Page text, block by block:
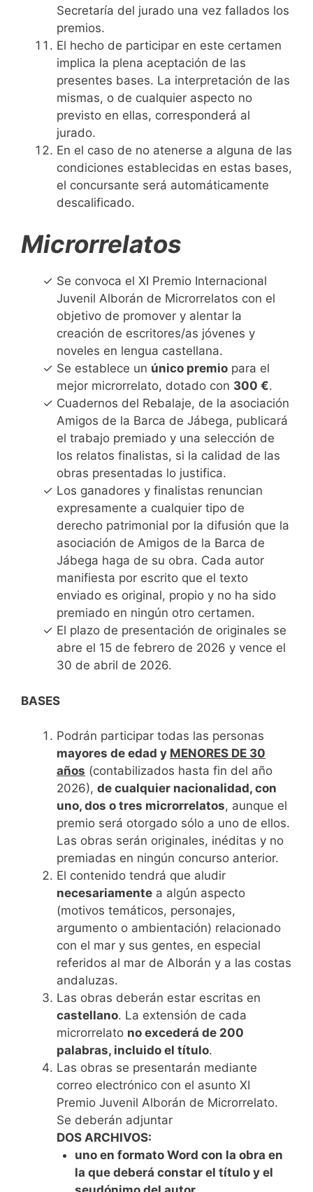
Secretaría del jurado una vez fallados los
premios.
El hecho de participar en este certamen
implica la plena aceptación de las
presentes bases. La interpretación de las
mismas, o de cualquier aspecto no
previsto en ellas, corresponderá al
jurado.
En el caso de no atenerse a alguna de las
condiciones establecidas en estas bases,
el concursante será automáticamente
descalificado.
Microrrelatos
Se convoca el XI Premio Internacional
Juvenil Alborán de Microrrelatos con el
objetivo de promover y alentar la
creación de escritores/as jóvenes y
noveles en lengua castellana.
Se establece un único premio para el
mejor microrrelato, dotado con 300 €.
Cuadernos del Rebalaje, de la asociación
Amigos de la Barca de Jábega, publicará
el trabajo premiado y una selección de
los relatos finalistas, si la calidad de las
obras presentadas lo justifica.
Los ganadores y finalistas renuncian
expresamente a cualquier tipo de
derecho patrimonial por la difusión que la
asociación de Amigos de la Barca de
Jábega haga de su obra. Cada autor
manifiesta por escrito que el texto
enviado es original, propio y no ha sido
premiado en ningún otro certamen.
El plazo de presentación de originales se
abre el 15 de febrero de 2026 y vence el
30 de abril de 2026.
BASES
Podrán participar todas las personas
mayores de edad y MENORES DE 30
años (contabilizados hasta fin del año
2026), de cualquier nacionalidad, con
uno, dos o tres microrrelatos, aunque el
premio será otorgado sólo a uno de ellos.
Las obras serán originales, inéditas y no
premiadas en ningún concurso anterior.
El contenido tendrá que aludir
necesariamente a algún aspecto
(motivos temáticos, personajes,
argumento o ambientación) relacionado
con el mar y sus gentes, en especial
referidos al mar de Alborán y a las costas
andaluzas.
Las obras deberán estar escritas en
castellano. La extensión de cada
microrrelato no excederá de 200
palabras, incluido el título.
Las obras se presentarán mediante
correo electrónico con el asunto XI
Premio Juvenil Alborán de Microrrelato.
Se deberán adjuntar
DOS ARCHIVOS:
uno en formato Word con la obra en
la que deberá constar el título y el